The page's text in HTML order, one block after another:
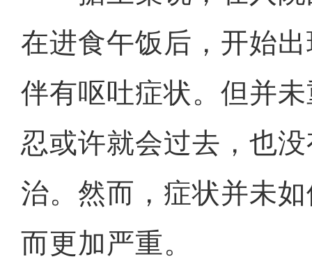
在进食午饭后，开始
伴有呕吐症状。但并
忍或许就会过去，也
治。然而，症状并未
而更加严重。